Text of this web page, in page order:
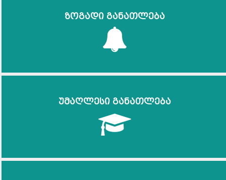
ზოგადი განათლება
უმაღლესი განათლება